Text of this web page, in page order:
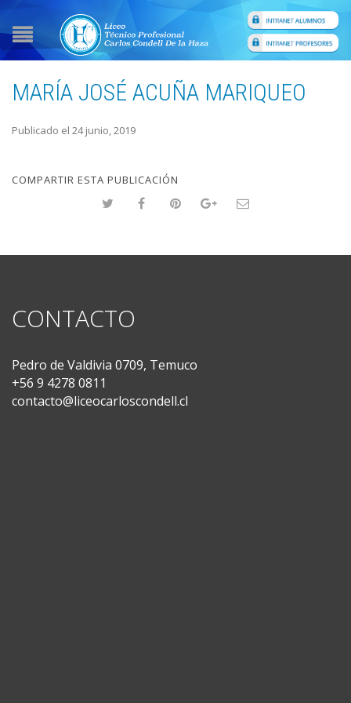
MARÍA JOSÉ ACUÑA MARIQUEO
Publicado el 24 junio, 2019
COMPARTIR ESTA PUBLICACIÓN
CONTACTO
Pedro de Valdivia 0709, Temuco
+56 9 4278 0811
contacto@liceocarloscondell.cl